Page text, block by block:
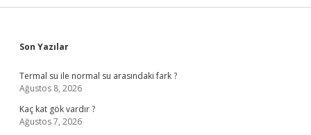
Sidebar
Son Yazılar
Termal su ile normal su arasındaki fark ?
Ağustos 8, 2026
Kaç kat gök vardır ?
Ağustos 7, 2026